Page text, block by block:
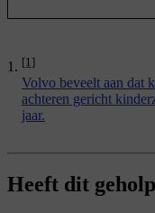
[1]
Volvo beveelt aan dat
achteren gericht
jaar.
Heeft dit